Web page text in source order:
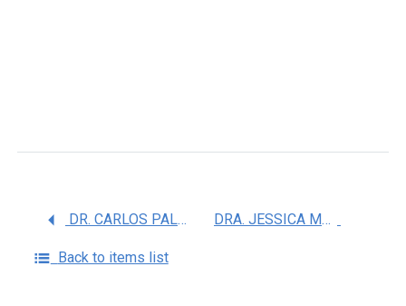
DR. CARLOS PALMA FLORES DRA. JESSICA MARIA GARCIA VIVAS
Back to items list